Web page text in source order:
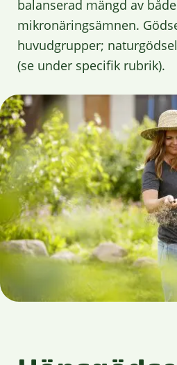
balanserad mängd av
mikronäringsämnen.
huvudgrupper;
(se under specifik rubrik).